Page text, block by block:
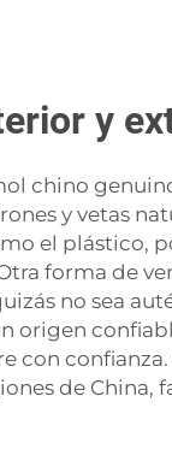
y
chino
y vetas
el plástico,
forma de
no sea
origen
con
de China,